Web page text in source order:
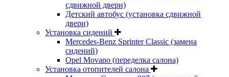
сдвижной двери)
Детский автобус (установка сдвижной
двери)
Установка сидений
Mercedes-Benz Sprinter Classic (замена
сидений)
Opel Movano (переделка салона)
Установка отопителей салона